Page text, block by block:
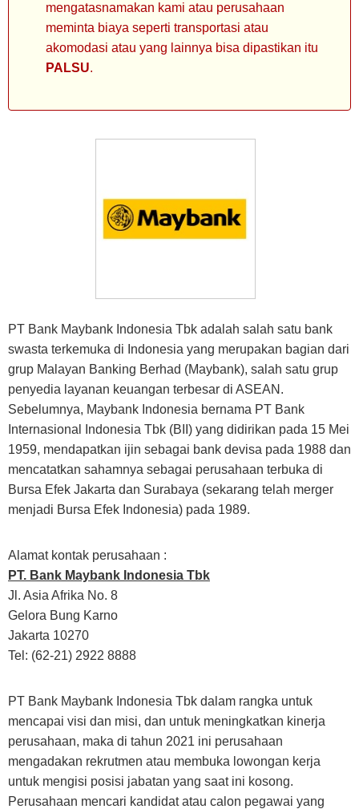
mengatasnamakan kami atau perusahaan
meminta biaya seperti transportasi atau
akomodasi atau yang lainnya bisa dipastikan itu
PALSU.
PT Bank Maybank Indonesia Tbk adalah salah satu bank
swasta terkemuka di Indonesia yang merupakan bagian dari
grup Malayan Banking Berhad (Maybank), salah satu grup
penyedia layanan keuangan terbesar di ASEAN.
Sebelumnya, Maybank Indonesia bernama PT Bank
Internasional Indonesia Tbk (BII) yang didirikan pada 15 Mei
1959, mendapatkan ijin sebagai bank devisa pada 1988 dan
mencatatkan sahamnya sebagai perusahaan terbuka di
Bursa Efek Jakarta dan Surabaya (sekarang telah merger
menjadi Bursa Efek Indonesia) pada 1989.
Alamat kontak perusahaan :
PT. Bank Maybank Indonesia Tbk
Jl. Asia Afrika No. 8
Gelora Bung Karno
Jakarta 10270
Tel: (62-21) 2922 8888
PT Bank Maybank Indonesia Tbk dalam rangka untuk
mencapai visi dan misi, dan untuk meningkatkan kinerja
perusahaan, maka di tahun 2021 ini perusahaan
mengadakan rekrutmen atau membuka lowongan kerja
untuk mengisi posisi jabatan yang saat ini kosong.
Perusahaan mencari kandidat atau calon pegawai yang